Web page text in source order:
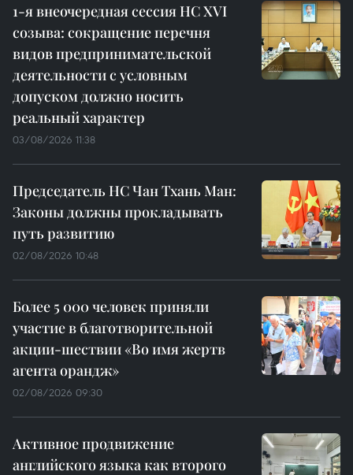
1-я внеочередная сессия НС XVI
созыва: сокращение перечня
видов предпринимательской
деятельности с условным
допуском должно носить
реальный характер
03/08/2026 11:38
Председатель НС Чан Тхань Ман:
Законы должны прокладывать
путь развитию
02/08/2026 10:48
Более 5 000 человек приняли
участие в благотворительной
акции-шествии «Во имя жертв
агента орандж»
02/08/2026 09:30
Активное продвижение
английского языка как второго